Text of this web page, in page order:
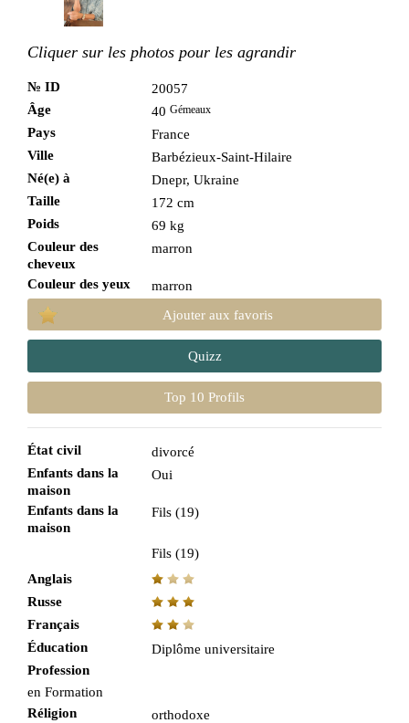
Cliquer sur les photos pour les agrandir
№ ID
20057
Âge
40 Gémeaux
Pays
France
Ville
Barbézieux-Saint-Hilaire
Né(e) à
Dnepr, Ukraine
Taille
172 cm
Poids
69 kg
Couleur des
cheveux
marron
Couleur des yeux
marron
Ajouter aux favoris
Quizz
Top 10 Profils
État civil
divorcé
Enfants dans la
maison
Oui
Enfants dans la
maison
Fils (19)
Fils (19)
Anglais
Russe
Français
Éducation
Diplôme universitaire
Profession
en Formation
Réligion
orthodoxe